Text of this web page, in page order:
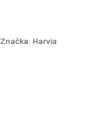
Značka: Harvia